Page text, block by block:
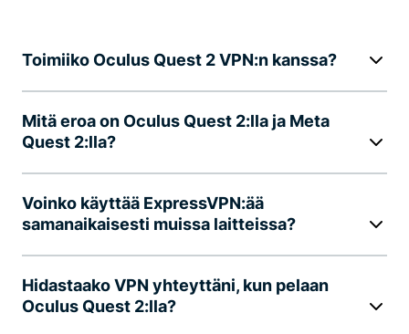
Toimiiko Oculus Quest 2 VPN:n kanssa?
Mitä eroa on Oculus Quest 2:lla ja Meta
Quest 2:lla?
Voinko käyttää ExpressVPN:ää
samanaikaisesti muissa laitteissa?
Hidastaako VPN yhteyttäni, kun pelaan
Oculus Quest 2:lla?